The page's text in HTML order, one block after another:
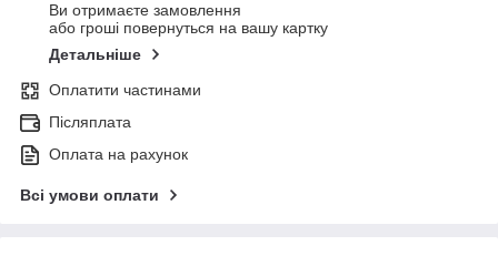
Ви отримаєте замовлення
або гроші повернуться на вашу картку
Детальніше
Оплатити частинами
Післяплата
Оплата на рахунок
Всі умови оплати